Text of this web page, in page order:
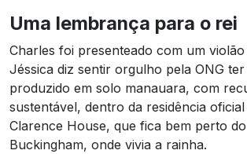
Uma lembrança para o rei
Charles foi presenteado com um violão
Jéssica diz sentir orgulho pela ONG
produzido em solo manauara, com
sustentável, dentro da residência
Clarence House, que fica bem perto
Buckingham, onde vivia a rainha.